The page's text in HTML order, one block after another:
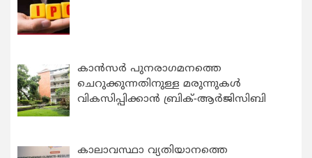
കാന്‍സര്‍ പുനരാഗമനത്തെ
ചെറുക്കുന്നതിനുള്ള മരുന്നുകള്‍
വികസിപ്പിക്കാന്‍ ബ്രിക്-ആര്‍ജിസിബി
കാലാവസ്ഥാ വ്യതിയാനത്തെ